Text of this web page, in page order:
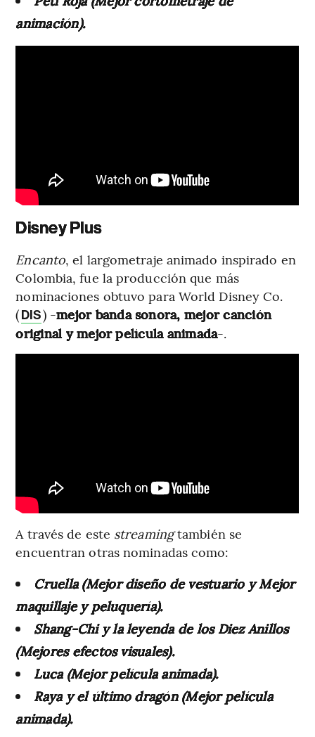
animación).
Disney Plus
Encanto, el largometraje animado inspirado en
Colombia, fue la producción que más
nominaciones obtuvo para World Disney Co.
(DIS) -mejor banda sonora, mejor canción
original y mejor película animada-.
A través de este streamingtambién se
encuentran otras nominadas como:
Cruella (Mejor diseño de vestuario y Mejor
maquillaje y peluquería).
Shang-Chi y la leyenda de los Diez Anillos
(Mejores efectos visuales).
Luca (Mejor película animada).
Raya y el último dragón (Mejor película
animada).